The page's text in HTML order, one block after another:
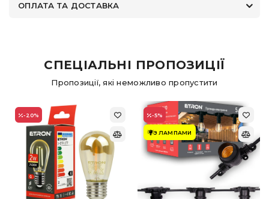
ОПЛАТА ТА ДОСТАВКА
СПЕЦІАЛЬНІ ПРОПОЗИЦІЇ
Пропозиції, які неможливо пропустити
-20% -5%
З ЛАМПАМИ